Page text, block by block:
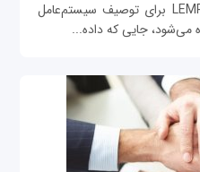
کاربردی استفاده می‌شوند. واژه LEMP برای توصیف سیستم‌عامل